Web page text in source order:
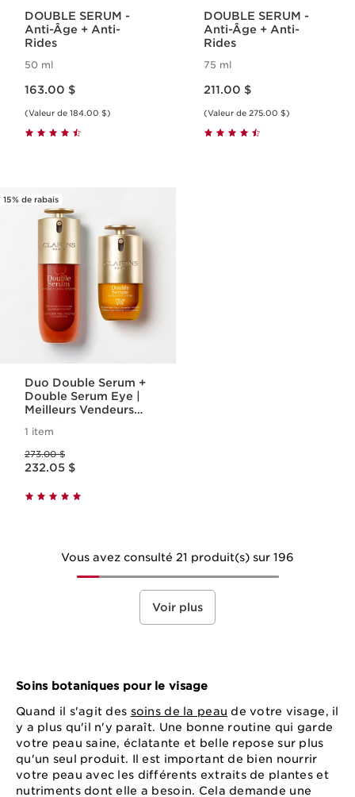
DOUBLE SERUM -
Anti-Âge + Anti-
Rides
50 ml
163.00 $
(Valeur de 184.00 $)
DOUBLE SERUM -
Anti-Âge + Anti-
Rides
75 ml
211.00 $
(Valeur de 275.00 $)
15% de rabais
Duo Double Serum +
Double Serum Eye |
Meilleurs Vendeurs
Serum 50 mL &
Double Serum Yeux
1 item
273.00 $
Nouveau prix 232.05 $
232.05 $
Vous avez consulté 21 produit(s) sur 196
Voir plus
Soins botaniques pour le visage
Quand il s'agit des soins de la peau de votre visage, il
y a plus qu'il n'y paraît. Une bonne routine qui garde
votre peau saine, éclatante et belle repose sur plus
qu'un seul produit. Il est important de bien nourrir
votre peau avec les différents extraits de plantes et
nutriments dont elle a besoin. Cela demande une